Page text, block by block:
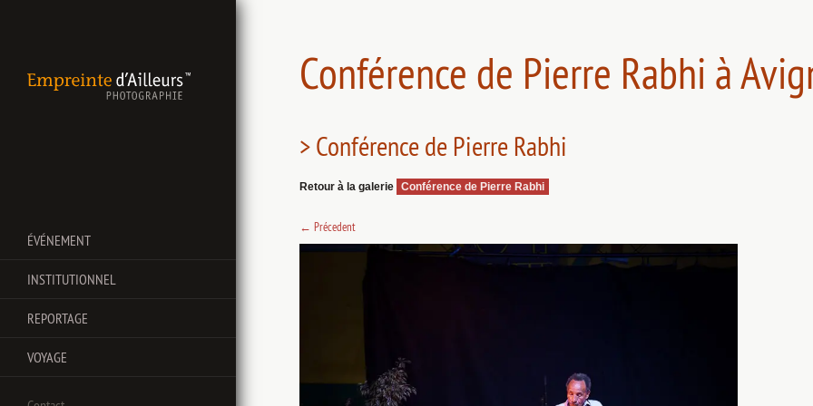
ÉVÉNEMENT
INSTITUTIONNEL
REPORTAGE
VOYAGE
Conférence de Pierre Rabhi à
> Conférence de Pierre Rabhi
Retour à la galerie Conférence de Pierre Rabhi
← Précedent